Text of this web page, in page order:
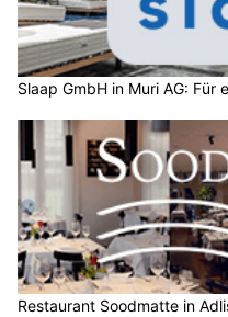
Slaap GmbH in Muri AG: Für
Restaurant Soodmatte in